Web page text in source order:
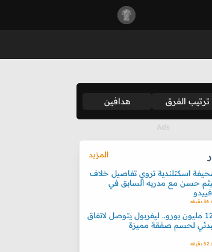
ترتيب الفرق هدافين
المزيد
اسكتلندية تروي تفاصيل خلاف
حسن مع مدربه السابق في
128 مليون يورو.. ليفربول يتوصل لاتفاق
لحسم صفقة مميزة